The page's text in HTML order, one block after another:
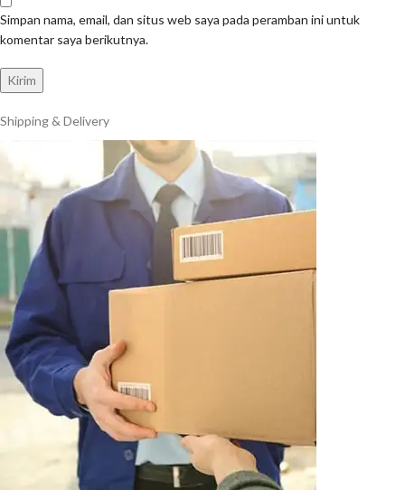
Simpan nama, email, dan situs web saya pada peramban ini untuk
komentar saya berikutnya.
Shipping & Delivery